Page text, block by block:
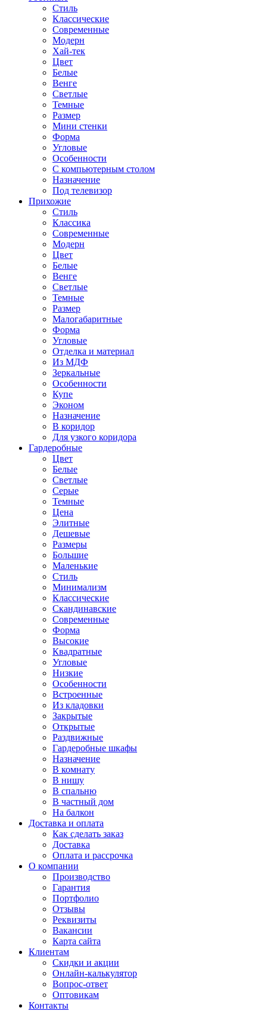
Стиль
Классические
Современные
Модерн
Хай-тек
Цвет
Белые
Венге
Светлые
Темные
Размер
Мини стенки
Форма
Угловые
Особенности
С компьютерным столом
Назначение
Под телевизор
Прихожие
Стиль
Классика
Современные
Модерн
Цвет
Белые
Венге
Светлые
Темные
Размер
Малогабаритные
Форма
Угловые
Отделка и материал
Из МДФ
Зеркальные
Особенности
Купе
Эконом
Назначение
В коридор
Для узкого коридора
Гардеробные
Цвет
Белые
Светлые
Серые
Темные
Цена
Элитные
Дешевые
Размеры
Большие
Маленькие
Стиль
Минимализм
Классические
Скандинавские
Современные
Форма
Высокие
Квадратные
Угловые
Низкие
Особенности
Встроенные
Из кладовки
Закрытые
Открытые
Раздвижные
Гардеробные шкафы
Назначение
В комнату
В нишу
В спальню
В частный дом
На балкон
Доставка и оплата
Как сделать заказ
Доставка
Оплата и рассрочка
О компании
Производство
Гарантия
Портфолио
Отзывы
Реквизиты
Вакансии
Карта сайта
Клиентам
Скидки и акции
Онлайн-калькулятор
Вопрос-ответ
Оптовикам
Контакты